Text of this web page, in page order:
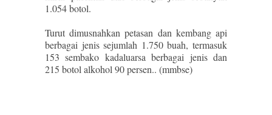
1.054 botol.
Turut dimusnahkan petasan dan kembang api
berbagai jenis sejumlah 1.750 buah, termasuk
153 sembako kadaluarsa berbagai jenis dan
215 botol alkohol 90 persen.. (mmbse)